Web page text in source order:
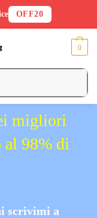
0
migliori
98% di
scrivimi a
OFF20